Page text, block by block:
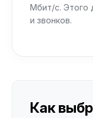
Мбит/с. Этого
и звонков.
Как